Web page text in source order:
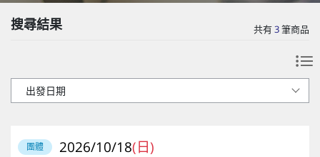
搜尋結果 共有3筆商品
團體 2026/10/18(日)